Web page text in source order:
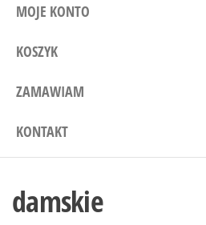
MOJE KONTO
KOSZYK
ZAMAWIAM
KONTAKT
damskie